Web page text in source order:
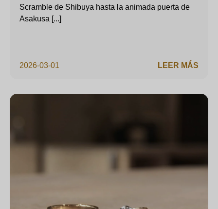
2026-03-01
Scramble de Shibuya hasta la animada puerta de
Asakusa [...]
LEER MÁS